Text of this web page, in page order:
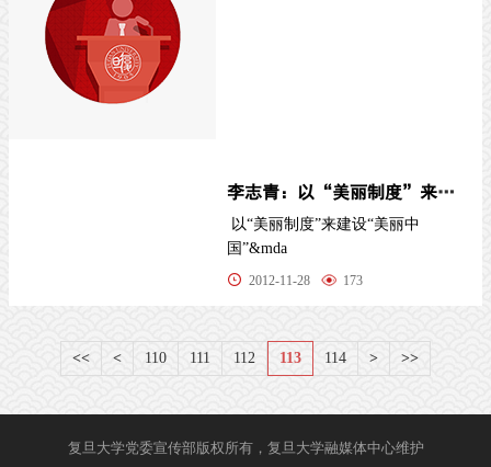
李志青：以“美丽制度”来建设“美丽中国”
以“美丽制度”来建设“美丽中
国”&mda
2012-11-28 173
<< < 110 111 112 113 114 > >>
复旦大学党委宣传部版权所有，复旦大学融媒体中心维护